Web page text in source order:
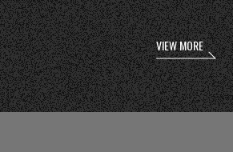
VIEW MORE